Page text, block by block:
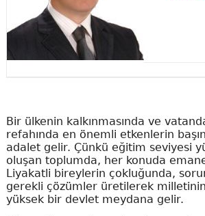
Bir ülkenin kalkınmasında ve
refahında en önemli etkenlerin
adalet gelir. Çünkü eğitim seviyesi
oluşan toplumda, her konuda
Liyakatli bireylerin çokluğunda,
gerekli çözümler üretilerek
yüksek bir devlet meydana gelir.